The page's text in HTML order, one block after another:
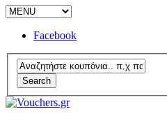
Facebook
Search